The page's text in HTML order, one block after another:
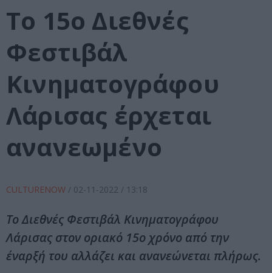
Το 15ο Διεθνές
Φεστιβάλ
Κινηματογράφου
Λάρισας έρχεται
ανανεωμένο
CULTURENOW / 02-11-2022 / 13:18
Το Διεθνές Φεστιβάλ Κινηματογράφου
Λάρισας στον οριακό 15ο χρόνο από την
έναρξή του αλλάζει και ανανεώνεται πλήρως.